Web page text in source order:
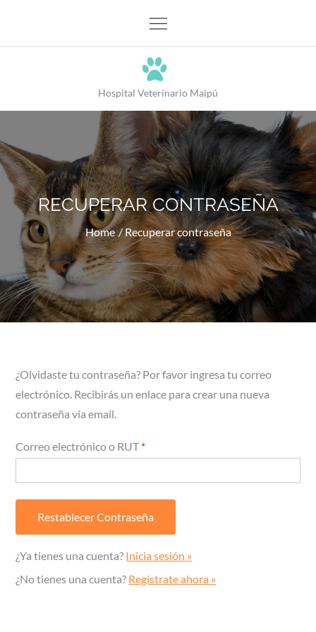
Hospital Veterinario Maipú
RECUPERAR CONTRASEÑA
Home Recuperar contraseña
¿Olvidaste tu contraseña? Por favor ingresa tu correo
electrónico. Recibirás un enlace para crear una nueva
contraseña via email.
Correo electrónico o RUT*
¿Ya tienes una cuenta? Inicia sesión »
¿No tienes una cuenta? Regístrate ahora »